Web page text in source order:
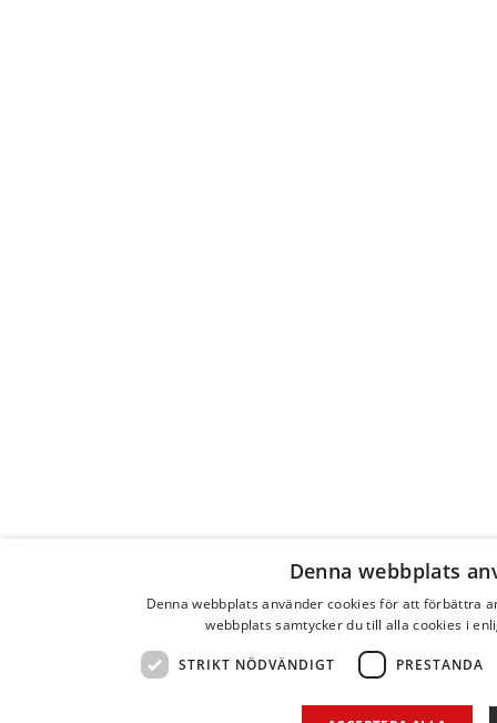
Denna webbplats
Denna webbplats använder cookies för att förbättra
webbplats samtycker du till alla cookies i
STRIKT NÖDVÄNDIGT PRESTANDA